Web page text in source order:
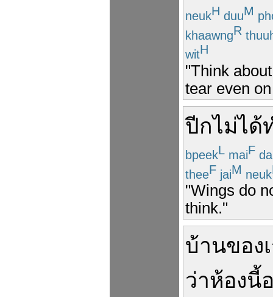
neukH duuM
khaawngR
witH
"Think
tear even
ปีกไม่ได้
bpeekL maiF
theeF jaiM neuk
"Wings do
think."
บ้านของ
ว่าห้องนี้